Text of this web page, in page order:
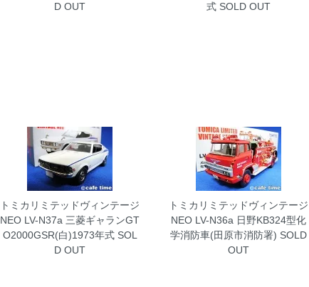
D OUT
式SOLD OUT
トミカリミテッドヴィンテージ
NEO LV-N37a 三菱ギャランGT
O2000GSR(白)1973年式SOL
D OUT
トミカリミテッドヴィンテージ
NEO LV-N36a 日野KB324型化
学消防車(田原市消防署) SOLD
OUT